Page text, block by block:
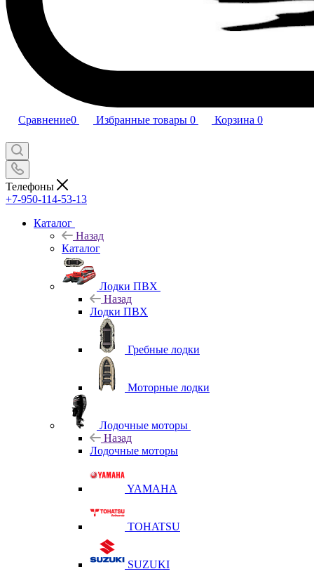
Сравнение0 Избранные товары 0 Корзина 0
Телефоны
+7-950-114-53-13
Каталог
Назад
Каталог
Лодки ПВХ
Назад
Лодки ПВХ
Гребные лодки
Моторные лодки
Лодочные моторы
Назад
Лодочные моторы
YAMAHA
TOHATSU
SUZUKI